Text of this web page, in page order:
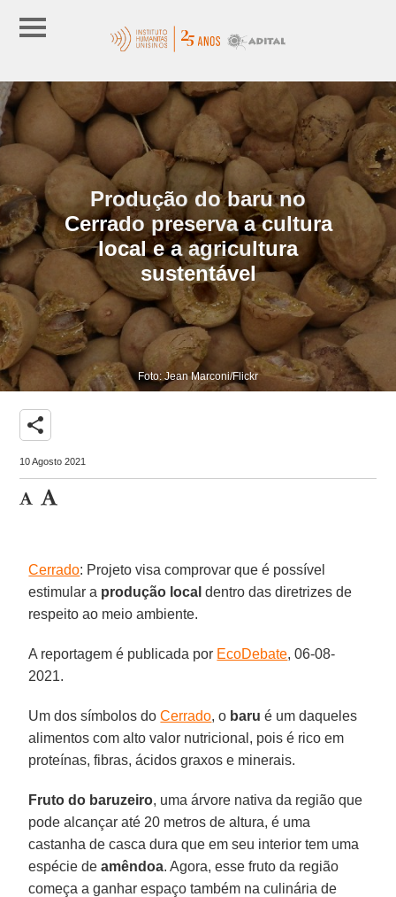
Produção do baru no
Cerrado preserva a cultura
local e a agricultura
sustentável
Foto: Jean Marconi/Flickr
share
10 Agosto 2021
Cerrado: Projeto visa comprovar que é possível
estimular a produção local dentro das diretrizes de
respeito ao meio ambiente.
A reportagem é publicada por EcoDebate, 06-08-
2021.
Um dos símbolos doCerrado, o baru é um daqueles
alimentos com alto valor nutricional, pois é rico em
proteínas, fibras, ácidos graxos e minerais.
Fruto do baruzeiro, uma árvore nativa da região que
pode alcançar até 20 metros de altura, é uma
castanha de casca dura que em seu interior tem uma
espécie deamêndoa. Agora, esse fruto da região
começa a ganhar espaço também na culinária de